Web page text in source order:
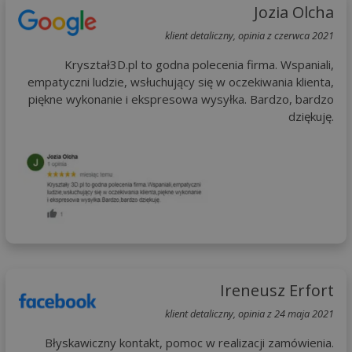
Jozia Olcha
klient detaliczny, opinia z czerwca 2021
Kryształ3D.pl to godna polecenia firma. Wspaniali,
empatyczni ludzie, wsłuchujący się w oczekiwania klienta,
piękne wykonanie i ekspresowa wysyłka. Bardzo, bardzo
dziękuję.
Ireneusz Erfort
klient detaliczny, opinia z 24 maja 2021
Błyskawiczny kontakt, pomoc w realizacji zamówienia.